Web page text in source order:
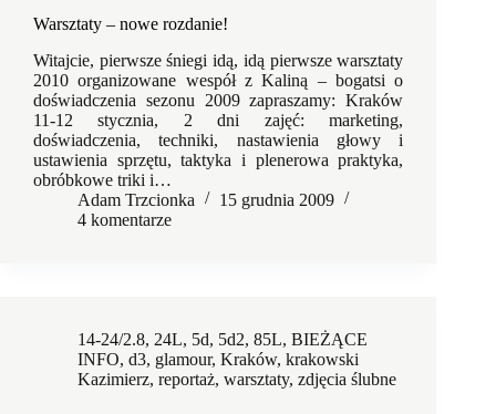
Warsztaty – nowe rozdanie!
Witajcie, pierwsze śniegi idą, idą pierwsze warsztaty
2010 organizowane wespół z Kaliną – bogatsi o
doświadczenia sezonu 2009 zapraszamy: Kraków
11-12 stycznia, 2 dni zajęć: marketing,
doświadczenia, techniki, nastawienia głowy i
ustawienia sprzętu, taktyka i plenerowa praktyka,
obróbkowe triki i…
Adam Trzcionka
15 grudnia 2009
4 komentarze
14-24/2.8, 24L, 5d, 5d2, 85L, BIEŻĄCE
INFO, d3, glamour, Kraków, krakowski
Kazimierz, reportaż, warsztaty, zdjęcia ślubne